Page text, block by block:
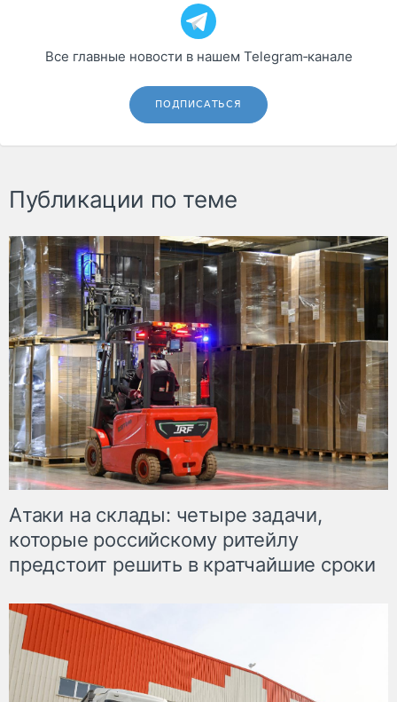
Все главные новости в нашем Telegram‑канале
ПОДПИСАТЬСЯ
Публикации по теме
Атаки на склады: четыре задачи,
которые российскому ритейлу
предстоит решить в кратчайшие сроки